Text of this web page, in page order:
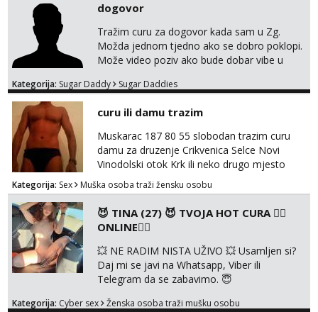
dogovor
Tražim curu za dogovor kada sam u Zg.
Možda jednom tjedno ako se dobro poklopi.
Može video poziv ako bude dobar vibe u
ponude. Moje preference su duga kosa, do
Eventualne iznimke mogu biti zbog dobre
osobnosti i iskrene komunikacije. Tg:
@m49229
Kategorija: Sugar Daddy Sugar Daddies
curu ili damu trazim
Muskarac 187 80 55 slobodan trazim curu
damu za druzenje Crikvenica Selce Novi
Vinodolski otok Krk ili neko drugo mjesto
Kategorija: Sex Muška osoba traži žensku osobu
😈 TINA (27) 😈 TVOJA HOT CURA ❤️‍🔥
ONLINE❤️‍🔥
💥 NE RADIM NISTA UŽIVO 💥 Usamljen si?
Daj mi se javi na Whatsapp, Viber ili
Telegram da se zabavimo. 😇
videopoziv ili se možemo dopisivati uz slanje
Kategorija: Cyber sex Ženska osoba traži mušku osobu